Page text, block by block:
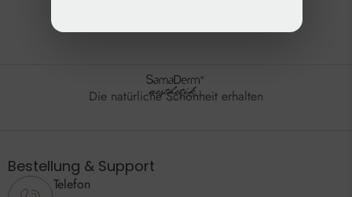
Die natürliche Schönheit erhalten
Bestellung & Support
Telefon